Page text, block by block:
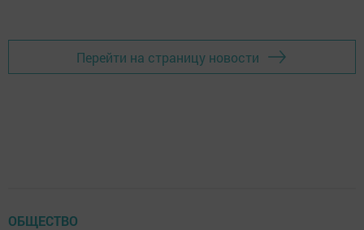
Перейти на страницу новости
ОБЩЕСТВО